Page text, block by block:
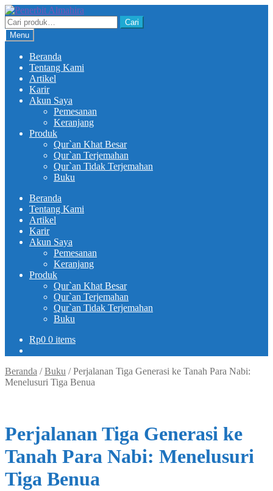
Skip
to
navigation
Skip
to
content
Pencarian
untuk:
Cari
Menu
Beranda
Tentang Kami
Artikel
Karir
Akun Saya
Pemesanan
Keranjang
Produk
Qur`an Khat Besar
Qur`an Terjemahan
Qur`an Tidak Terjemahan
Buku
Beranda
Tentang Kami
Artikel
Karir
Akun Saya
Pemesanan
Keranjang
Produk
Qur`an Khat Besar
Qur`an Terjemahan
Qur`an Tidak Terjemahan
Buku
Rp0 0 items
Beranda /Buku /Perjalanan Tiga Generasi ke Tanah Para Nabi:
Menelusuri Tiga Benua
Perjalanan Tiga Generasi ke
Tanah Para Nabi: Menelusuri
Tiga Benua